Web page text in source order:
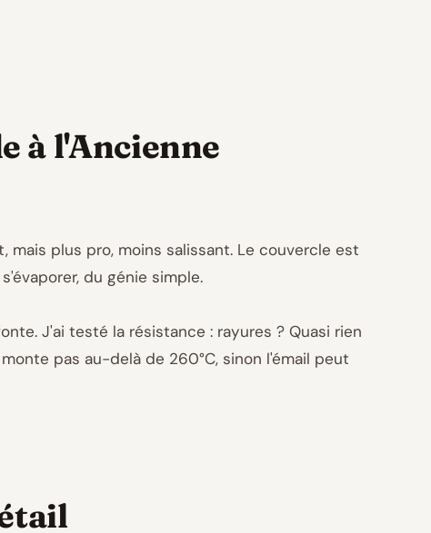
à l'Ancienne
plus pro, moins salissant. Le couvercle est
du génie simple.
J'ai testé la résistance : rayures ? Quasi rien
pas au-delà de 260°C, sinon l'émail peut